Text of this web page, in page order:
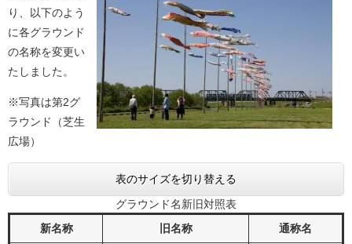
り、以下のよう
に各グラウンド
の名称を変更い
たしました。
※写真は第2グ
ラウンド（芝生
広場）
表のサイズを切り替える
グラウンド名新旧対照表
新名称
旧名称 通称名